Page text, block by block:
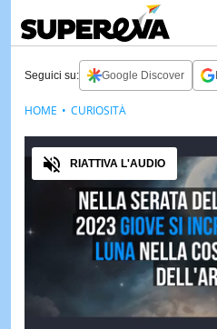
Seguici su: Google Discover
Audio
RIATTIVA L'AUDIO
HOME CURIOSITÀ